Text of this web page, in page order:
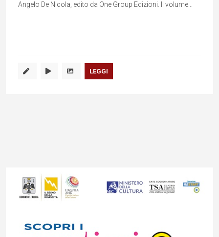
Angelo De Nicola, edito da One Group Edizioni. Il volume...
LEGGI